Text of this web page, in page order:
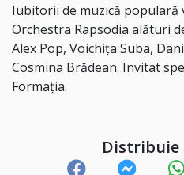
Iubitorii de muzică populară
Orchestra Rapsodia alături
Alex Pop, Voichița Suba,
Cosmina Brădean. Invitat
Formația.